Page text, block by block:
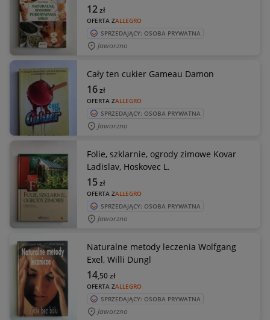
OFERTA ZALLEGRO
12zł
SPRZEDAJĄCY: OSOBA PRYWATNA
Jaworzno
Cały ten cukier Gameau Damon
OFERTA ZALLEGRO
16zł
SPRZEDAJĄCY: OSOBA PRYWATNA
Jaworzno
Folie, szklarnie, ogrody zimowe Kovar
Ladislav, Hoskovec L.
OFERTA ZALLEGRO
15zł
SPRZEDAJĄCY: OSOBA PRYWATNA
Jaworzno
Naturalne metody leczenia Wolfgang
Exel, Willi Dungl
OFERTA ZALLEGRO
14,50zł
SPRZEDAJĄCY: OSOBA PRYWATNA
Jaworzno